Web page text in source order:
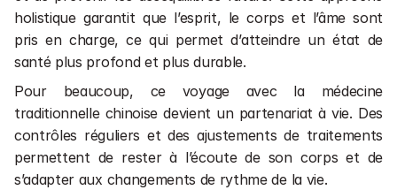
holistique garantit que l’esprit, le corps et l’âme sont
pris en charge, ce qui permet d’atteindre un état de
santé plus profond et plus durable.
Pour beaucoup, ce voyage avec la médecine
traditionnelle chinoise devient un partenariat à vie. Des
contrôles réguliers et des ajustements de traitements
permettent de rester à l’écoute de son corps et de
s’adapter aux changements de rythme de la vie.